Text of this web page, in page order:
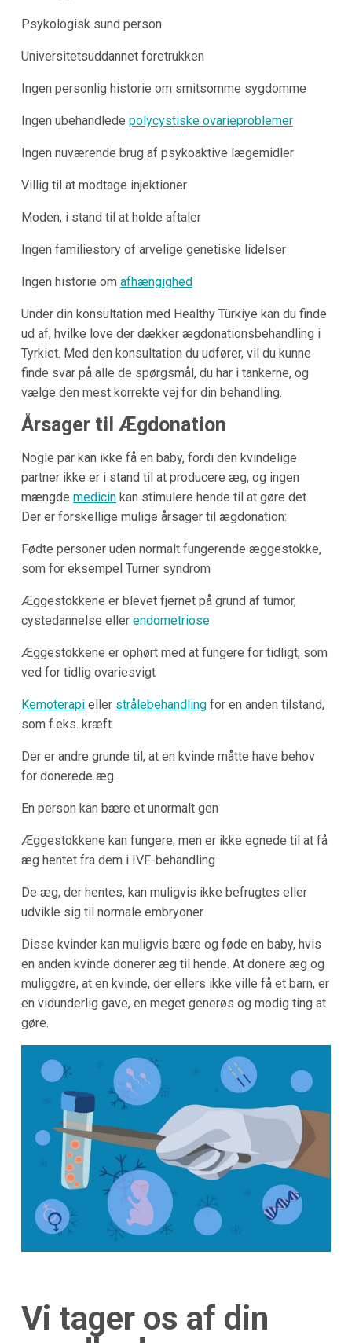
Psykologisk sund person
Universitetsuddannet foretrukken
Ingen personlig historie om smitsomme sygdomme
Ingen ubehandlede polycystiske ovarieproblemer
Ingen nuværende brug af psykoaktive lægemidler
Villig til at modtage injektioner
Moden, i stand til at holde aftaler
Ingen familiestory of arvelige genetiske lidelser
Ingen historie om afhængighed
Under din konsultation med Healthy Türkiye kan du finde
ud af, hvilke love der dækker ægdonationsbehandling i
Tyrkiet. Med den konsultation du udfører, vil du kunne
finde svar på alle de spørgsmål, du har i tankerne, og
vælge den mest korrekte vej for din behandling.
Årsager til Ægdonation
Nogle par kan ikke få en baby, fordi den kvindelige
partner ikke er i stand til at producere æg, og ingen
mængde medicinkan stimulere hende til at gøre det.
Der er forskellige mulige årsager til ægdonation:
Fødte personer uden normalt fungerende æggestokke,
som for eksempel Turner syndrom
Æggestokkene er blevet fjernet på grund af tumor,
cystedannelse eller endometriose
Æggestokkene er ophørt med at fungere for tidligt, som
ved for tidlig ovariesvigt
Kemoterapieller strålebehandlingfor en anden tilstand,
som f.eks. kræft
Der er andre grunde til, at en kvinde måtte have behov
for donerede æg.
En person kan bære et unormalt gen
Æggestokkene kan fungere, men er ikke egnede til at få
æg hentet fra dem i IVF-behandling
De æg, der hentes, kan muligvis ikke befrugtes eller
udvikle sig til normale embryoner
Disse kvinder kan muligvis bære og føde en baby, hvis
en anden kvinde donerer æg til hende. At donere æg og
muliggøre, at en kvinde, der ellers ikke ville få et barn, er
en vidunderlig gave, en meget generøs og modig ting at
gøre.
Vi tager os af din